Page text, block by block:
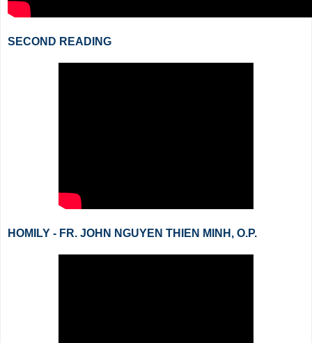
SECOND READING
HOMILY - FR. JOHN NGUYEN THIEN MINH, O.P.